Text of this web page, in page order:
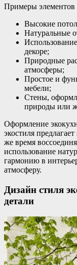
Примеры элементов
Высокие
Натуральные
декоре;
Природные
атмосферы;
Простое и
мебели;
Стены,
природы или
Оформление
экостиля
же время
использование
гармонию в
атмосферу.
Дизайн стиля
детали